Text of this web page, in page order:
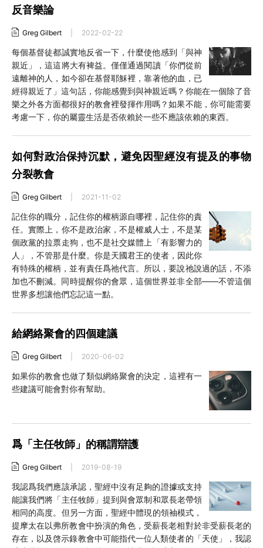
反音樂論
Greg Gilbert 2022-02-22
每個基督徒都誠實地反省一下，什麼使他感到「與神
親近」，這這將大有裨益。僅僅通過閱讀「你們從前
遠離神的人，如今卻在基督耶穌裡，靠著他的血，已
經得親近了」這句話，你能感覺到與神親近嗎？你能在一個除了音
樂之外各方面都很好的教會裡發揮作用嗎？如果不能，你可能需要
考慮一下，你的屬靈生活是否依賴於一些不應該依賴的東西。
如何對政治保持沉默，避免因聖經沒有提及的事物
分裂教會
Greg Gilbert 2021-11-02
記住你的職分，記住你的權柄源自哪裡，記住你的責
任。實際上，你不是政治家，不是權威人士，不是某
個政黨的拉票走狗，也不是社交媒體上「有影響力的
人」，不管那是什麼。你是天國君王的使者，因此你
有特殊的權柄，並有責任爲祂代言。所以，要說祂說過的話，不添
加也不刪減。同時提醒你的會眾，這個世界並非全部——不管這個
世界多想讓他們忘記這一點。
給網絡聚會的四個建議
Greg Gilbert 2020-06-02
如果你的教會也做了類似網絡聚會的決定，這裡有一
些建議可能會對你有幫助。
爲「主任牧師」的稱謂辯護
Greg Gilbert 2019-08-19
我認爲我們應該承認，聖經中沒有足夠的證據或支持
能讓我們將「主任牧師」提到與會眾制和眾長老帶領
相同的高度。但另一方面，聖經中體現的領袖模式，
提摩太在以弗所教會中扮演的角色，受薪長老相對於非受薪長老的
存在，以及啓示錄教會中可能指代一位人類使者的「天使」，我認